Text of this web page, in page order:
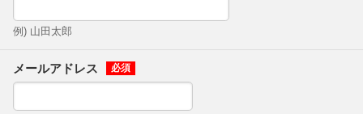
例) 山田太郎
メールアドレス